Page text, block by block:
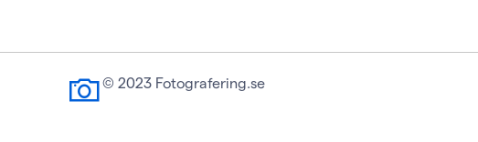
© 2023 Fotografering.se